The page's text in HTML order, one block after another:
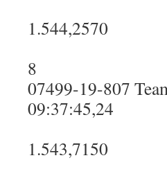
1.544,2570
8
07499-19-807
09:37:45,24
1.543,7150